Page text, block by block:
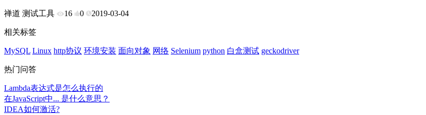
禅道 测试工具 16 0 2019-03-04
相关标签
MySQL Linux http协议 环境安装 面向对象 网络 Selenium python 白盒测试 geckodriver
热门问答
Lambda表达式是怎么执行的
在JavaScript中... 是什么意思？
IDEA如何激活?